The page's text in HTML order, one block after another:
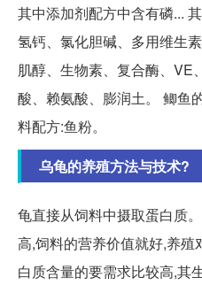
其中添加剂配方中含有磷...
氢钙、氯化胆碱、多用维生
肌醇、生物素、复合酶、VE
酸、赖氨酸、膨润土。 鲫鱼
料配方:鱼粉。
乌龟的养殖方法与技术?
龟直接从饲料中摄取蛋白质
高,饲料的营养价值就好,养
白质含量的要需求比较高,其